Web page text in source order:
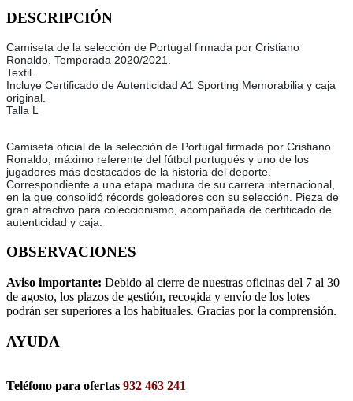
DESCRIPCIÓN
Camiseta de la selección de Portugal firmada por Cristiano
Ronaldo. Temporada 2020/2021.
Textil.
Incluye Certificado de Autenticidad A1 Sporting Memorabilia y caja
original.
Talla L
Camiseta oficial de la selección de Portugal firmada por Cristiano
Ronaldo, máximo referente del fútbol portugués y uno de los
jugadores más destacados de la historia del deporte.
Correspondiente a una etapa madura de su carrera internacional,
en la que consolidó récords goleadores con su selección. Pieza de
gran atractivo para coleccionismo, acompañada de certificado de
autenticidad y caja.
OBSERVACIONES
Aviso importante: Debido al cierre de nuestras oficinas del 7 al 30
de agosto, los plazos de gestión, recogida y envío de los lotes
podrán ser superiores a los habituales. Gracias por la comprensión.
AYUDA
Teléfono para ofertas 932 463 241